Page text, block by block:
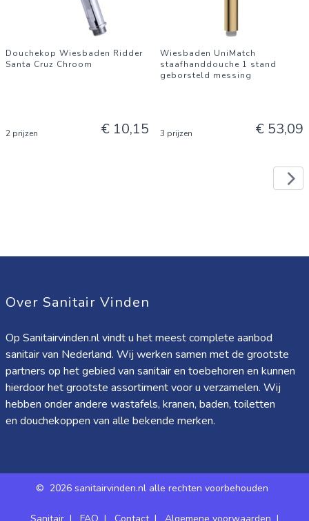
Douchekop Wiesbaden Ridder
Santa Cruz Chroom
2 prijzen € 10,15
Wiesbaden UniMatch
staafhanddouche 1 stand
geborsteld messing
3 prijzen € 53,09
Over Sanitair Vinden
Op Sanitairvinden.nl vindt u het meest complete aanbod
sanitair van Nederland. Wij werken samen met de grootste
partners op het gebied van sanitair en toebehoren en kunnen
hierdoor het grootste assortiment voor u verzamelen. Wij
hebben onder andere wastafels, kranen, baden, toiletten
en douchekoppen van alle bekende merken.
© 2026 sanitairvinden.nl alle rechten voorbehouden